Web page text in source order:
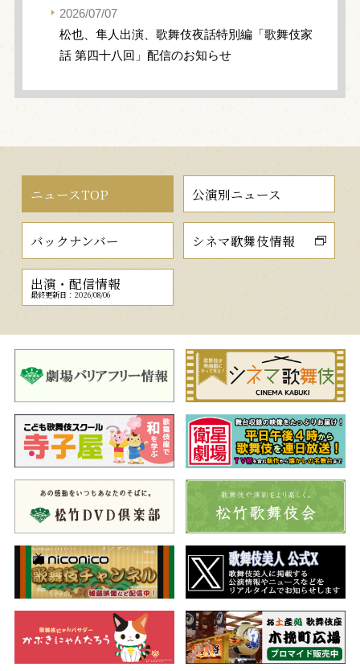
2026/07/07
松也、隼人出演、歌舞伎夜話特別編「歌舞伎家
話 第四十八回」配信のお知らせ
ニュースTOP 公演別ニュース
バックナンバー シネマ歌舞伎情報
出演・配信情報
最終更新日：2026/08/06